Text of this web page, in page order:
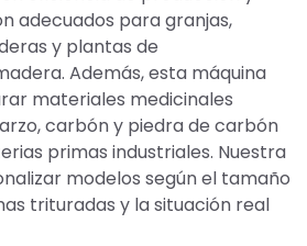
adecuados para granjas,
y plantas de
Además, esta máquina
materiales medicinales
carbón y piedra de carbón
primas industriales. Nuestra
modelos según el tamaño
trituradas y la situación real